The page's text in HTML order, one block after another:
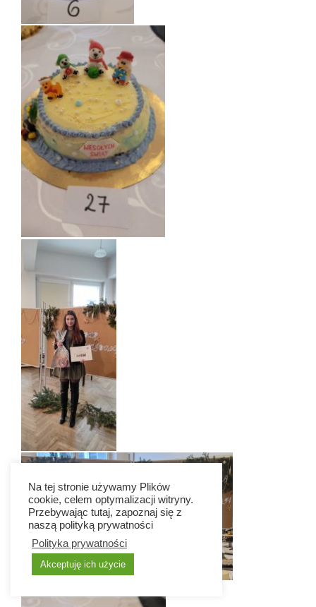
Na tej stronie używamy Plików
cookie, celem optymalizacji witryny.
Przebywając tutaj, zapoznaj się z
naszą polityką prywatności
Polityka prywatności
Akceptuję ich użycie